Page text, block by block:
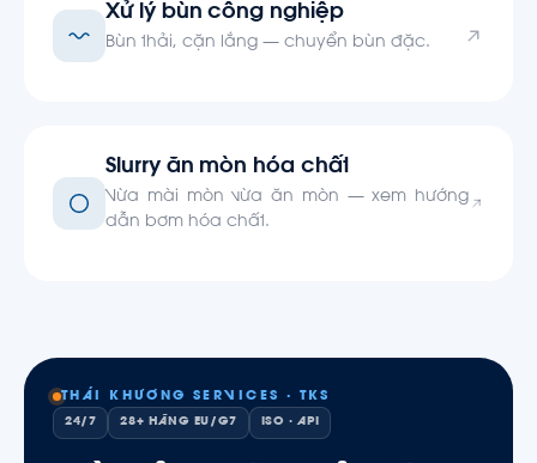
Xử lý bùn công nghiệp
Bùn thải, cặn lắng — chuyển bùn đặc.
Slurry ăn mòn hóa chất
Vừa mài mòn vừa ăn mòn — xem hướng
dẫn bơm hóa chất.
THÁI KHƯƠNG SERVICES · TKS
24/7 28+ HÃNG EU/G7 ISO · API